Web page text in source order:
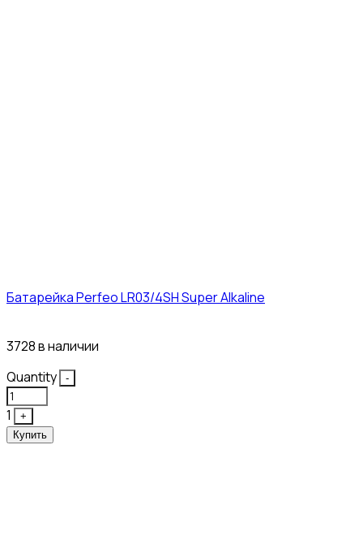
Батарейка Perfeo LR03/4SH Super Alkaline
3728 в наличии
Quantity
-
1
+
Купить